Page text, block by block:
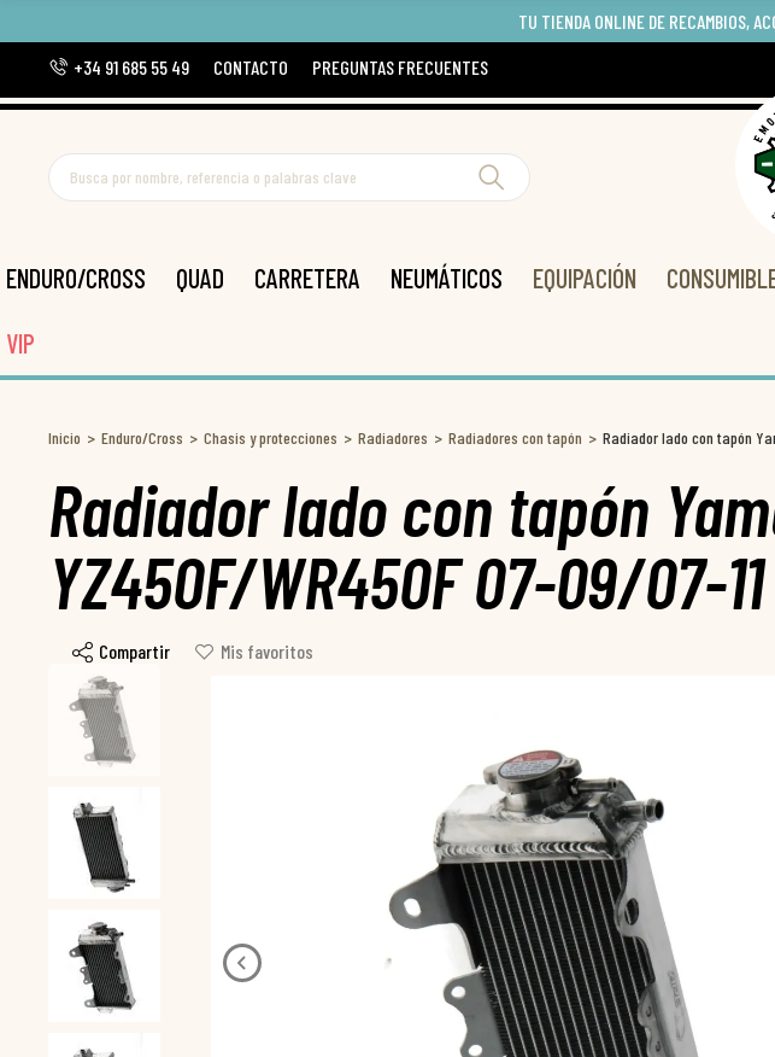
TU TIENDA ONLINE DE RECAMBIOS,
+34 91 685 55 49
CONTACTO PREGUNTAS FRECUENTES
ENDURO/CROSS QUAD CARRETERA NEUMÁTICOS EQUIPACIÓN
VIP
Inicio Enduro/Cross Chasis y protecciones Radiadores Radiadores con tapón Radiador lado con tapón
Radiador lado con tapón
YZ450F/WR450F 07-09/07-11
Compartir Mis favoritos